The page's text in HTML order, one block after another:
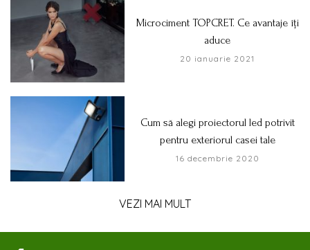
Microciment TOPCRET. Ce avantaje îți
aduce
20 ianuarie 2021
Cum să alegi proiectorul led potrivit
pentru exteriorul casei tale
16 decembrie 2020
VEZI MAI MULT